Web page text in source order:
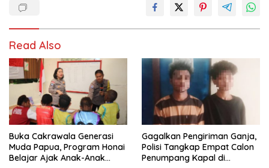
Read Also
Buka Cakrawala Generasi
Muda Papua, Program Honai
Belajar Ajak Anak-Anak
Gagalkan Pengiriman Ganja,
Polisi Tangkap Empat Calon
Penumpang Kapal di